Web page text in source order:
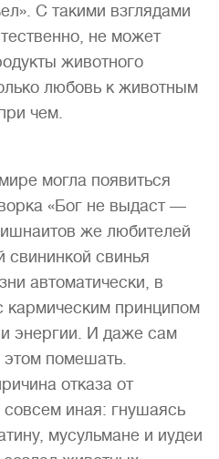
С такими взглядами
не может
животного
любовь к животным
чем.
могла появиться
«Бог не выдаст —
же любителей
свининкой свинья
автоматически, в
кармическим принципом
энергии. И даже сам
помешать.
отказа от
иная: гнушаясь
мусульмане и иудеи